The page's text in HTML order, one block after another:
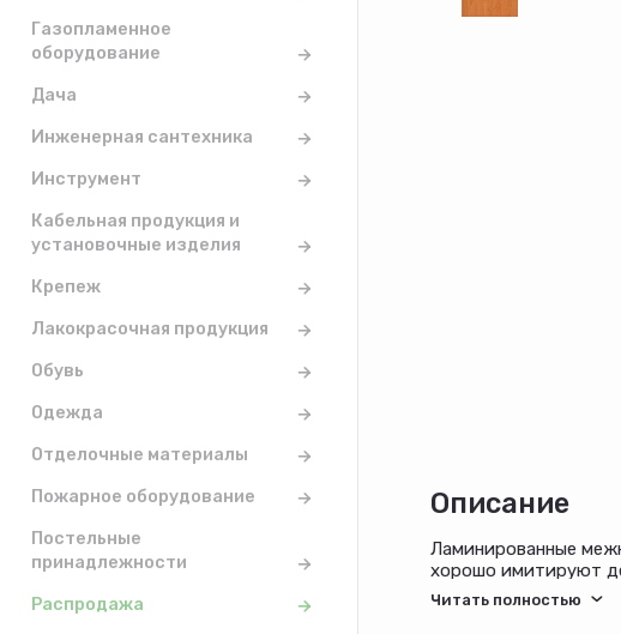
Газопламенное
оборудование
Дача
Инженерная сантехника
Инструмент
Кабельная продукция и
установочные изделия
Крепеж
Лакокрасочная продукция
Обувь
Одежда
Отделочные материалы
Пожарное оборудование
Постельные
принадлежности
Распродажа
Описание
Ламинированные
хорошо имитируют
Не смотря на свою